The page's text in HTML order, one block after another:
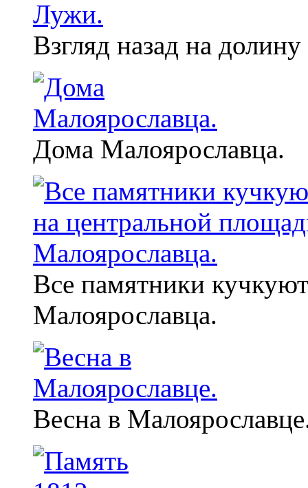
Взгляд назад на
Дома Малоярославца.
Все памятники
Малоярославца.
Весна в